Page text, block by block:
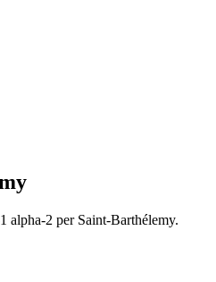
alpha-2 per Saint-Barthélemy.